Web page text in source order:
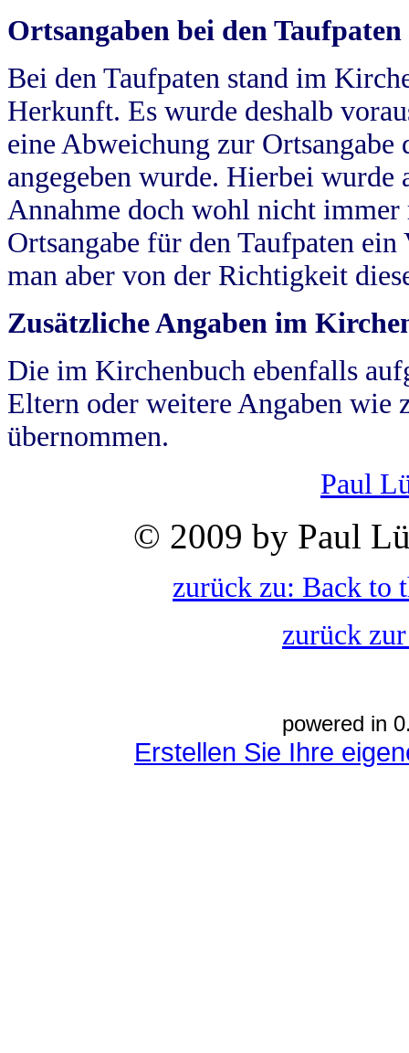
Ortsangaben bei den Taufpaten
Bei den Taufpaten stand im
Herkunft. Es wurde deshalb
eine Abweichung zur
angegeben wurde. Hierbei wurde
Annahme doch wohl nicht
Ortsangabe für den Taufpaten
man aber von der Richtigkeit
Zusätzliche Angaben im
Die im Kirchenbuch ebenfalls
Eltern oder weitere Angaben wie
übernommen.
Paul
© 2009 by Paul
zurück zu: Back to
zurück
powered in
Erstellen Sie Ihre